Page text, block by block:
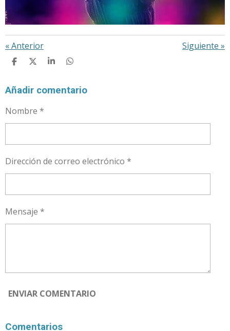
«Anterior Siguiente »
C
P
T
I
C
P
T
I
C
P
I
C
P
I
Añadir comentario
Nombre *
Dirección de correo electrónico *
Mensaje *
ENVIAR COMENTARIO
Comentarios